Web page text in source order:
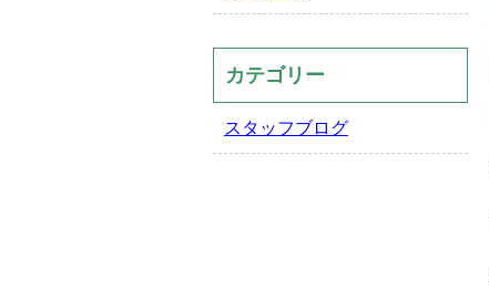
カテゴリー
スタッフブログ